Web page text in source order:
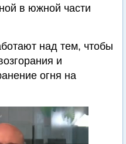
в южной части
над тем, чтобы
и
огня на